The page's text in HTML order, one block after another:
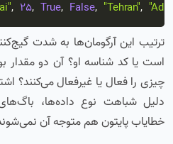
, 25, True, False, "Tehran",
چیزی را فعال یا غیرفعال می‌کنند؟
دلیل شباهت نوع داده‌ها،
خطایاب پایتون هم متوجه آن